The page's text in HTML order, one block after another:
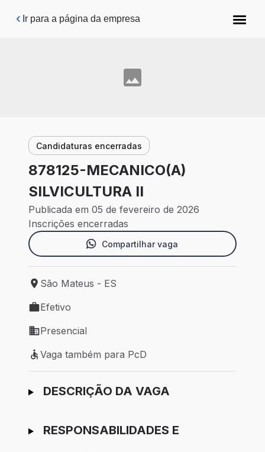
Pular para o conteúdo principal
Ir para a página da empresa
Candidaturas encerradas
878125-MECANICO(A)
SILVICULTURA II
Publicada em 05 de fevereiro de 2026
Inscrições encerradas
Compartilhar vaga
Local de trabalho: São Mateus - ES
São Mateus - ES
Tipo de vaga: Efetivo
Efetivo
Modelo de trabalho: Presencial
Presencial
Vaga também para PcD
Vaga também para PcD
Ir para candidatura
DESCRIÇÃO DA VAGA
RESPONSABILIDADES E